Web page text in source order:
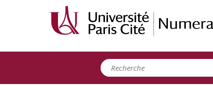
Panneau de gestion des cookies